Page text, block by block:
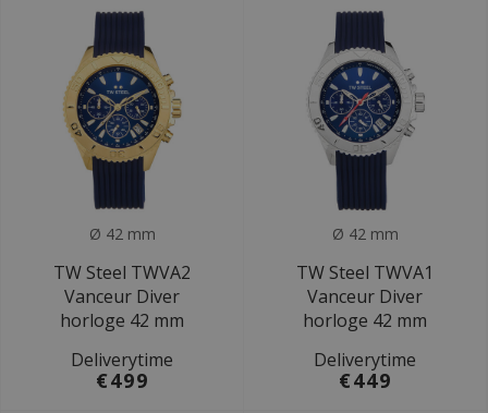
Ø 42 mm
TW Steel TWVA2
Vanceur Diver
horloge 42 mm
Deliverytime
€499
Ø 42 mm
TW Steel TWVA1
Vanceur Diver
horloge 42 mm
Deliverytime
€449